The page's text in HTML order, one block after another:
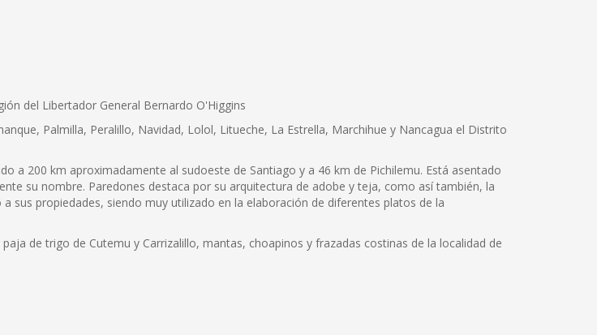
del Libertador General Bernardo O'Higgins
Palmilla, Peralillo, Navidad, Lolol, Litueche, La Estrella, Marchihue y Nancagua el Distrito
a 200 km aproximadamente al sudoeste de Santiago y a 46 km de Pichilemu. Está asentado
su nombre. Paredones destaca por su arquitectura de adobe y teja, como así también, la
sus propiedades, siendo muy utilizado en la elaboración de diferentes platos de la
de trigo de Cutemu y Carrizalillo, mantas, choapinos y frazadas costinas de la localidad de